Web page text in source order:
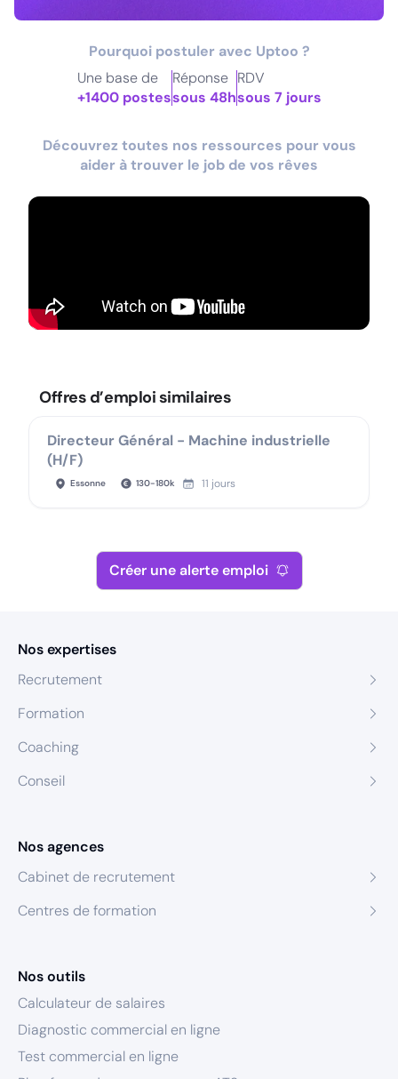
Pourquoi postuler avec Uptoo ?
Une base de
+1400 postes
Réponse
sous 48h
RDV
sous 7 jours
Découvrez toutes nos ressources pour vous
aider à trouver le job de vos rêves
Offres d’emploi similaires
Directeur Général - Machine industrielle
(H/F)
Essonne 130-180k 11 jours
Créer une alerte emploi
Nos expertises
Recrutement
Formation
Coaching
Conseil
Nos agences
Cabinet de recrutement
Centres de formation
Nos outils
Calculateur de salaires
Diagnostic commercial en ligne
Test commercial en ligne